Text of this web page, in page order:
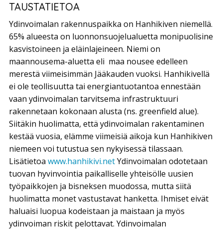
TAUSTATIETOA
Ydinvoimalan rakennuspaikka on Hanhikiven niemellä.
65% alueesta on luonnonsuojelualuetta monipuolisine
kasvistoineen ja eläinlajeineen. Niemi on
maannousema-aluetta eli maa nousee edelleen
merestä viimeisimmän Jääkauden vuoksi. Hanhikivellä
ei ole teollisuutta tai energiantuotantoa ennestään
vaan ydinvoimalan tarvitsema infrastruktuuri
rakennetaan kokonaan alusta (ns. greenfield alue).
Siitäkin huolimatta, että ydinvoimalan rakentaminen
kestää vuosia, elämme viimeisiä aikoja kun Hanhikiven
niemeen voi tutustua sen nykyisessä tilassaan.
Lisätietoa www.hanhikivi.netYdinvoimalan odotetaan
tuovan hyvinvointia paikalliselle yhteisölle uusien
työpaikkojen ja bisneksen muodossa, mutta siitä
huolimatta monet vastustavat hanketta. Ihmiset eivät
haluaisi luopua kodeistaan ja maistaan ja myös
ydinvoiman riskit pelottavat. Ydinvoimalan